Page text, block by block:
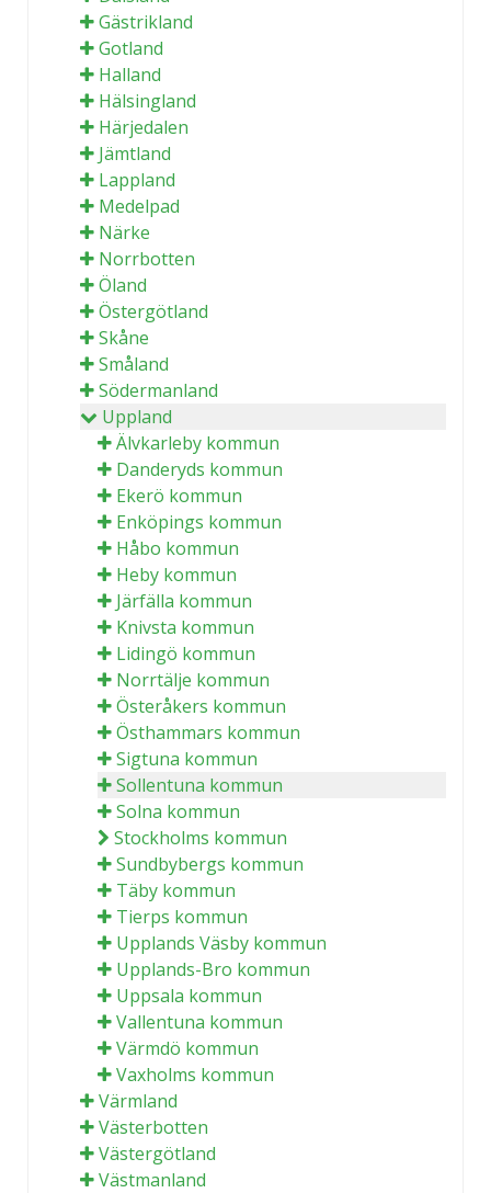
Gästrikland
Gotland
Halland
Hälsingland
Härjedalen
Jämtland
Lappland
Medelpad
Närke
Norrbotten
Öland
Östergötland
Skåne
Småland
Södermanland
Uppland
Älvkarleby kommun
Danderyds kommun
Ekerö kommun
Enköpings kommun
Håbo kommun
Heby kommun
Järfälla kommun
Knivsta kommun
Lidingö kommun
Norrtälje kommun
Österåkers kommun
Östhammars kommun
Sigtuna kommun
Sollentuna kommun
Solna kommun
Stockholms kommun
Sundbybergs kommun
Täby kommun
Tierps kommun
Upplands Väsby kommun
Upplands-Bro kommun
Uppsala kommun
Vallentuna kommun
Värmdö kommun
Vaxholms kommun
Värmland
Västerbotten
Västergötland
Västmanland